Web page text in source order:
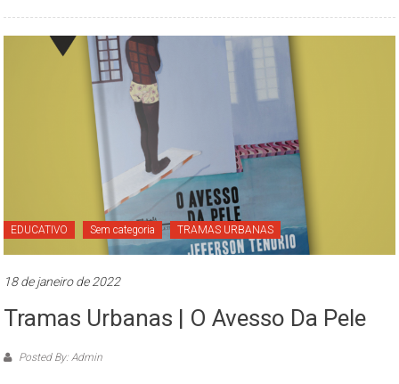
EDUCATIVO Sem categoria TRAMAS URBANAS
18 de janeiro de 2022
Tramas Urbanas | O Avesso Da Pele
Posted By: Admin